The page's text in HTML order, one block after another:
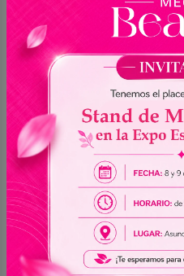
MODELO AilyBuds
COLOR Negro
CONECTIVIDAD
WIRELESS
Ver todas las
Reseñas (0)